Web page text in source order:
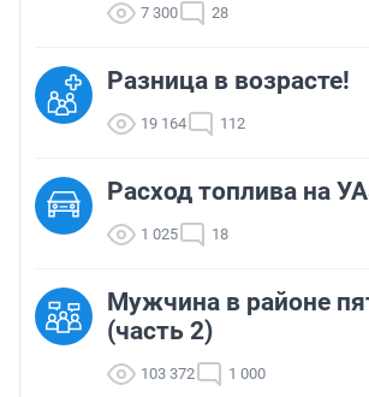
7 300 28
Разница в возрасте!
19 164 112
Расход топлива на
1 025 18
Мужчина в районе
(часть 2)
103 372 1 000